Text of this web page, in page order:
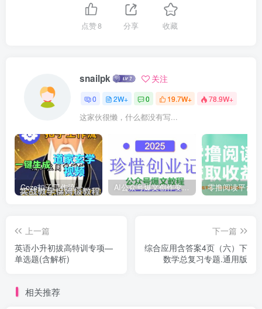
点赞8 分享 收藏
snailpk 关注
0 2W+ 0 19.7W+ 78.9W+
这家伙很懒，什么都没有写...
Coze扣子工作流一键生成道家玄学短视频，实战保姆级教程 AI公众号爆文创作变现，2025公众号爆文教程(包含指令)
上一篇
英语小升初拔高特训专项—
单选题(含解析)
下一篇
综合应用含答案4页（六）下
数学总复习专题.通用版
相关推荐